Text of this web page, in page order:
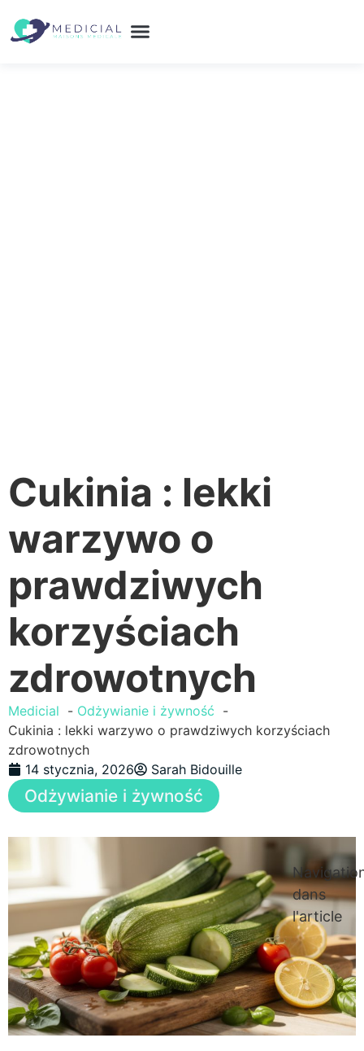
Cukinia : lekki
warzywo o
prawdziwych
korzyściach
zdrowotnych
Medicial
Odżywianie i żywność
Cukinia : lekki warzywo o prawdziwych korzyściach
zdrowotnych
14 stycznia, 2026
Sarah Bidouille
Odżywianie i żywność
dans
l'article